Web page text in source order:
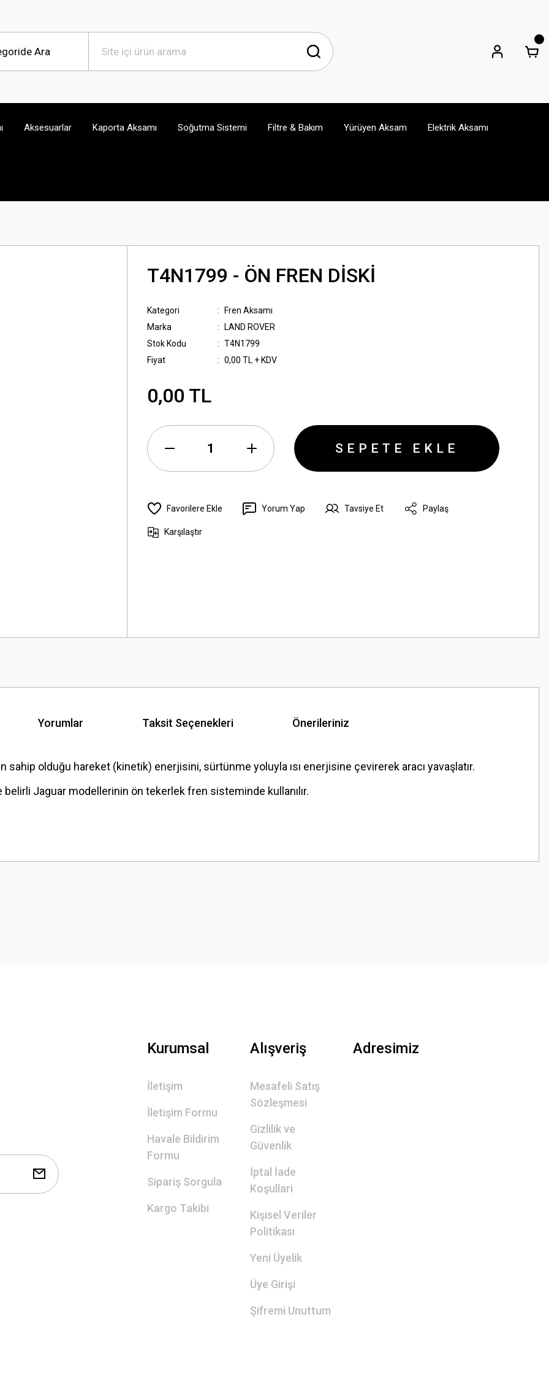
Aksesuarlar Kaporta Aksamı Soğutma Sistemi Filtre & Bakım Yürüyen Aksam Elektrik Aksamı
T4N1799 - ÖN FREN DİSKİ
Kategori
Fren Aksamı
Marka
LAND ROVER
Stok Kodu
T4N1799
Fiyat
0,00 TL + KDV
0,00 TL
SEPETE EKLE
Yorum Yap Tavsiye Et Paylaş
Karşılaştır
Yorumlar Taksit Seçenekleri Önerileriniz
sahip olduğu hareket (kinetik) enerjisini, sürtünme yoluyla ısı enerjisine çevirerek aracı yavaşlatır.
belirli Jaguar modellerinin ön tekerlek fren sisteminde kullanılır.
Kurumsal
İletişim
İletişim Formu
Havale Bildirim
Formu
Sipariş Sorgula
Kargo Takibi
Alışveriş
Mesafeli Satış
Sözleşmesi
Gizlilik ve
Güvenlik
İptal İade
Koşullari
Kişisel Veriler
Politikası
Yeni Üyelik
Üye Girişi
Şifremi Unuttum
Adresimiz